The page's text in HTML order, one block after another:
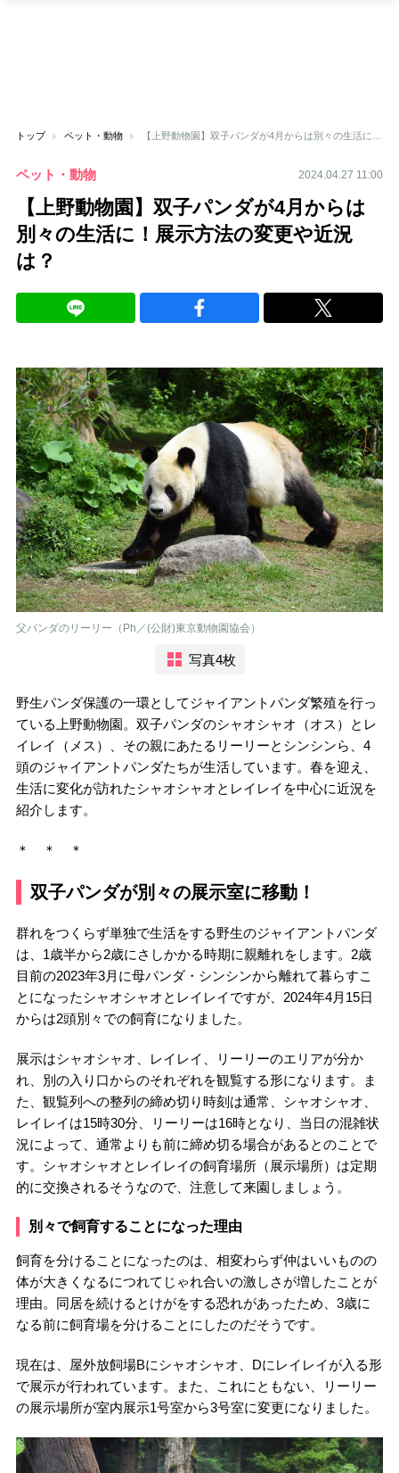
トップ ペット・動物
ペット・動物 2024.04.27 11:00
【上野動物園】双子パンダが4月からは
別々の生活に！展示方法の変更や近況
は？
父パンダのリーリー（Ph／(公財)東京動物園協会）
写真4枚
野生パンダ保護の一環としてジャイアントパンダ繁殖を行っ
ている上野動物園。双子パンダのシャオシャオ（オス）とレ
イレイ（メス）、その親にあたるリーリーとシンシンら、4
頭のジャイアントパンダたちが生活しています。春を迎え、
生活に変化が訪れたシャオシャオとレイレイを中心に近況を
紹介します。
＊ ＊ ＊
双子パンダが別々の展示室に移動！
群れをつくらず単独で生活をする野生のジャイアントパンダ
は、1歳半から2歳にさしかかる時期に親離れをします。2歳
目前の2023年3月に母パンダ・シンシンから離れて暮らすこ
とになったシャオシャオとレイレイですが、2024年4月15日
からは2頭別々での飼育になりました。
展示はシャオシャオ、レイレイ、リーリーのエリアが分か
れ、別の入り口からのそれぞれを観覧する形になります。ま
た、観覧列への整列の締め切り時刻は通常、シャオシャオ、
レイレイは15時30分、リーリーは16時となり、当日の混雑状
況によって、通常よりも前に締め切る場合があるとのことで
す。シャオシャオとレイレイの飼育場所（展示場所）は定期
的に交換されるそうなので、注意して来園しましょう。
別々で飼育することになった理由
飼育を分けることになったのは、相変わらず仲はいいものの
体が大きくなるにつれてじゃれ合いの激しさが増したことが
理由。同居を続けるとけがをする恐れがあったため、3歳に
なる前に飼育場を分けることにしたのだそうです。
現在は、屋外放飼場Bにシャオシャオ、Dにレイレイが入る形
で展示が行われています。また、これにともない、リーリー
の展示場所が室内展示1号室から3号室に変更になりました。